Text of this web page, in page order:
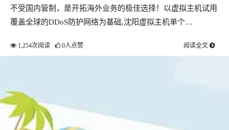
不受国内管制，是开拓海外业务的极佳选择！以虚拟主机试用
覆盖全球的DDoS防护网络为基础,沈阳虚拟主机单个…
1,254次阅读 0人点赞 阅读全文